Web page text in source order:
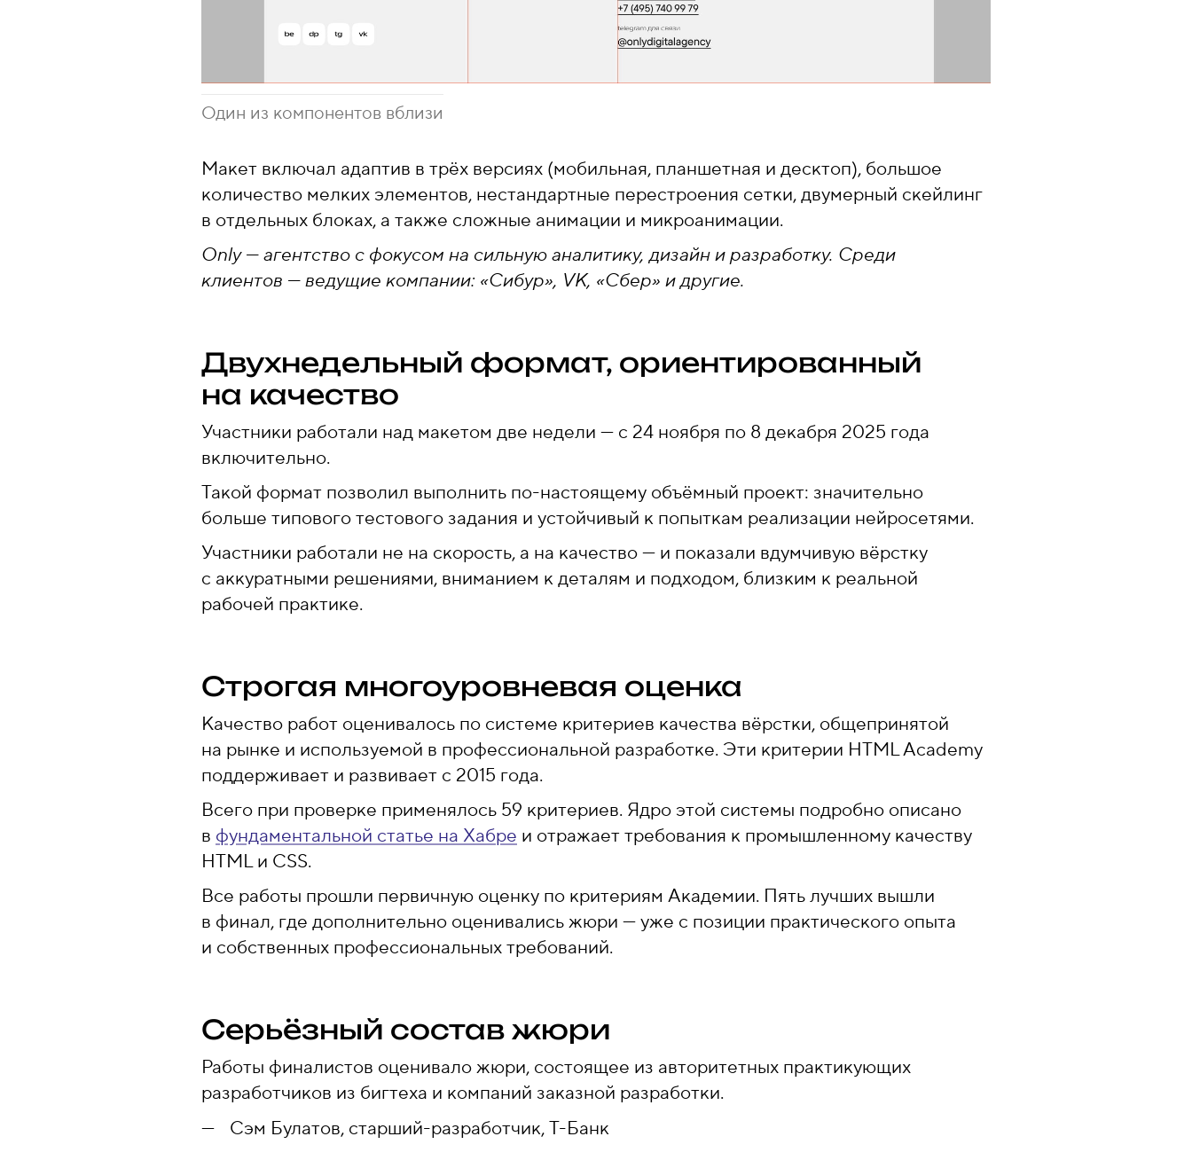
Один из компонентов вблизи
Макет включал адаптив в трёх версиях (мобильная, планшетная и десктоп), большое
количество мелких элементов, нестандартные перестроения сетки, двумерный скейлинг
в отдельных блоках, а также сложные анимации и микроанимации.
Only — агентство с фокусом на сильную аналитику, дизайн и разработку. Среди
клиентов — ведущие компании: «Сибур», VK, «Сбер» и другие.
Двухнедельный формат, ориентированный
на качество
Участники работали над макетом две недели — с 24 ноября по 8 декабря 2025 года
включительно.
Такой формат позволил выполнить по-настоящему объёмный проект: значительно
больше типового тестового задания и устойчивый к попыткам реализации нейросетями.
Участники работали не на скорость, а на качество — и показали вдумчивую вёрстку
с аккуратными решениями, вниманием к деталям и подходом, близким к реальной
рабочей практике.
Строгая многоуровневая оценка
Качество работ оценивалось по системе критериев качества вёрстки, общепринятой
на рынке и используемой в профессиональной разработке. Эти критерии HTML Academy
поддерживает и развивает с 2015 года.
Всего при проверке применялось 59 критериев. Ядро этой системы подробно описано
в фундаментальной статье на Хабре и отражает требования к промышленному качеству
HTML и CSS.
Все работы прошли первичную оценку по критериям Академии. Пять лучших вышли
в финал, где дополнительно оценивались жюри — уже с позиции практического опыта
и собственных профессиональных требований.
Серьёзный состав жюри
Работы финалистов оценивало жюри, состоящее из авторитетных практикующих
разработчиков из бигтеха и компаний заказной разработки.
Сэм Булатов, старший-разработчик, Т-Банк